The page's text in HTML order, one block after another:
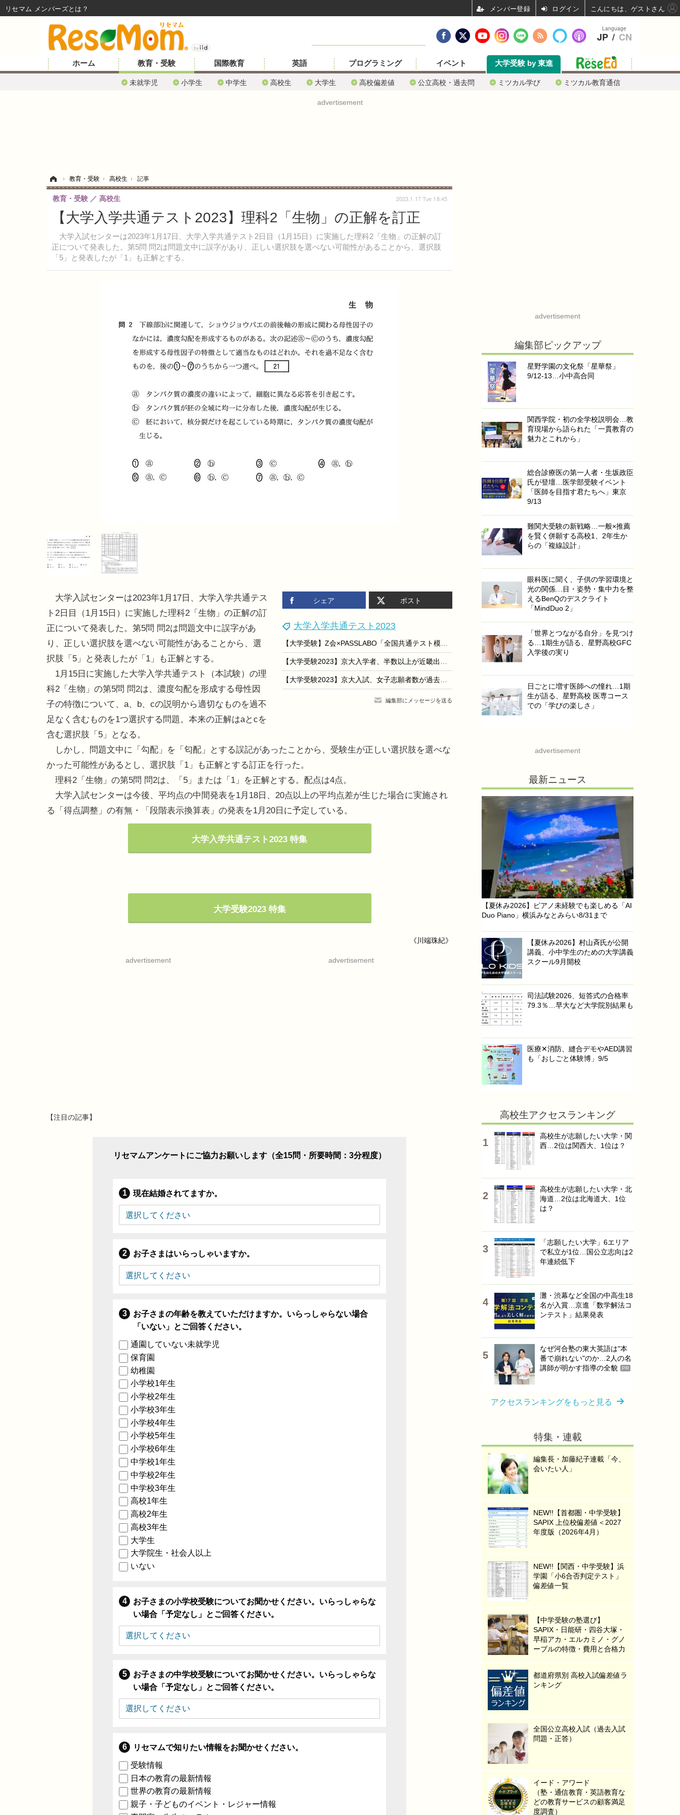
ホーム 教育・受験
未就学児 小学生 中学生 高校生 大学生 高校偏差値 公立高校・過去問 ミツカル学び ミツカル教育通信
国際教育 英語 プログラミング イベント 大学受験 by 東進
advertisement
› 教育・受験 › 高校生 › 記事
【大学入学共通テスト2023】理科2「生物」の正解を訂正
大学入試センターは2023年1月17日、大学入学共通テスト2日目（1月15日）に実施した理科2「生物」の正解の訂
正について発表した。第5問 問2は問題文中に誤字があり、正しい選択肢を選べない可能性があることから、選択肢
「5」と発表したが「1」も正解とする。
教育・受験 高校生 2023.1.17 Tue 18:45
シェア ポスト
大学入学共通テスト2023
【大学受験】Z会×PASSLABO「全国共通テスト模試」8/26
【大学受験2023】京大入学者、半数以上が近畿出身者に
【大学受験2023】京大入試、女子志願者数が過去最低に
編集部にメッセージを送る
大学入試センターは2023年1月17日、大学入学共通テス
ト2日目（1月15日）に実施した理科2「生物」の正解の訂
正について発表した。第5問 問2は問題文中に誤字があ
り、正しい選択肢を選べない可能性があることから、選
択肢「5」と発表したが「1」も正解とする。
1月15日に実施した大学入学共通テスト（本試験）の理
科2「生物」の第5問 問2は、濃度勾配を形成する母性因
子の特徴について、a、b、cの説明から適切なものを過不
足なく含むものを1つ選択する問題。本来の正解はaとcを
含む選択肢「5」となる。
しかし、問題文中に「勾配」を「匂配」とする誤記があったことから、受験生が正しい選択肢を選べな
かった可能性があるとし、選択肢「1」も正解とする訂正を行った。
理科2「生物」の第5問 問2は、「5」または「1」を正解とする。配点は4点。
大学入試センターは今後、平均点の中間発表を1月18日、20点以上の平均点差が生じた場合に実施され
る「得点調整」の有無・「段階表示換算表」の発表を1月20日に予定している。
大学入学共通テスト2023 特集
大学受験2023 特集
《川端珠紀》
advertisement advertisement
【注目の記事】
リセマムアンケートにご協力お願いします（全15問・所要時間：3分程度）
現在結婚されてますか。
お子さまはいらっしゃいますか。
お子さまの年齢を教えていただけますか。いらっしゃらない場合
「いない」とご回答ください。
通園していない未就学児
保育園
幼稚園
小学校1年生
小学校2年生
小学校3年生
小学校4年生
小学校5年生
小学校6年生
中学校1年生
中学校2年生
中学校3年生
高校1年生
高校2年生
高校3年生
大学生
大学院生・社会人以上
いない
お子さまの小学校受験についてお聞かせください。いらっしゃらな
い場合「予定なし」とご回答ください。
お子さまの中学校受験についてお聞かせください。いらっしゃらな
い場合「予定なし」とご回答ください。
リセマムで知りたい情報をお聞かせください。
受験情報
日本の教育の最新情報
世界の教育の最新情報
親子・子どものイベント・レジャー情報
advertisement
編集部ピックアップ
星野学園の文化祭「星華祭」
9/12-13…小中高合同
関西学院・初の全学校説明会…教
育現場から語られた「一貫教育の
魅力とこれから」
総合診療医の第一人者・生坂政臣
氏が登壇…医学部受験イベント
「医師を目指す君たちへ」東京
9/13
難関大受験の新戦略…一般×推薦
を賢く併願する高校1、2年生か
らの「複線設計」
眼科医に聞く、子供の学習環境と
光の関係…目・姿勢・集中力を整
えるBenQのデスクライト
「MindDuo 2」
「世界とつながる自分」を見つけ
る…1期生が語る、星野高校GFC
入学後の実り
日ごとに増す医師への憧れ…1期
生が語る、星野高校 医専コース
での「学びの楽しさ」
advertisement
最新ニュース
【夏休み2026】ピアノ未経験でも楽しめる「AI
Duo Piano」横浜みなとみらい8/31まで
【夏休み2026】村山斉氏が公開
講義、小中学生のための大学講義
スクール9月開校
司法試験2026、短答式の合格率
79.3％…早大など大学院別結果も
医療✕消防、縫合デモやAED講習
も「おしごと体験博」9/5
高校生アクセスランキング
高校生が志願したい大学・関
西…2位は関西大、1位は？
高校生が志願したい大学・北
海道…2位は北海道大、1位
は？
「志願したい大学」6エリア
で私立が1位…国公立志向は2
年連続低下
灘・渋幕など全国の中高生18
名が入賞…京進「数学解法コ
ンテスト」結果発表
なぜ河合塾の東大英語は"本
番で崩れない"のか…2人の名
講師が明かす指導の全貌
PR
アクセスランキングをもっと見る
特集・連載
編集長・加藤紀子連載「今、
会いたい人」
NEW!!【首都圏・中学受験】
SAPIX 上位校偏差値＜2027
年度版（2026年4月）
NEW!!【関西・中学受験】浜
学園「小6合否判定テスト」
偏差値一覧
【中学受験の塾選び】
SAPIX・日能研・四谷大塚・
早稲アカ・エルカミノ・グノ
ーブルの特徴・費用と合格力
都道府県別 高校入試偏差値ラ
ンキング
全国公立高校入試（過去入試
問題・正答）
イード・アワード
（塾・通信教育・英語教育な
どの教育サービスの顧客満足
度調査）
Language
JP / CN
リセマム メンバーズ ログイン こんにちは、ゲストさん